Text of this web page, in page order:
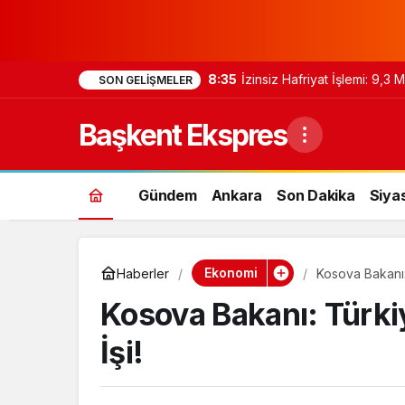
SON GELIŞMELER 8:35 İzinsiz Hafriyat İşlemi: 9,3
Başkent Ekspres
Gündem Ankara Son Dakika
Haberler Ekonomi Kosova
Kosova Bakanı:
İşi!